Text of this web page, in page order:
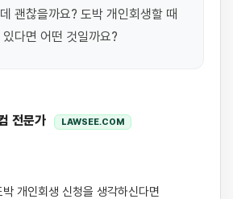
괜찮을까요? 도박 개인회생할 때
다면 어떤 것일까요?
전문가 LAWSEE.COM